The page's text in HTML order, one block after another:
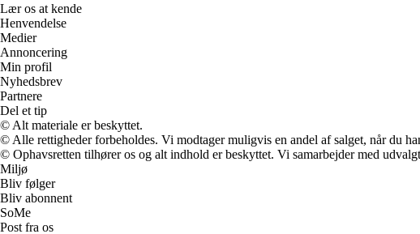
Lær os at kende
Henvendelse
Medier
Annoncering
Min profil
Nyhedsbrev
Partnere
Del et tip
© Alt materiale er beskyttet.
© Alle rettigheder forbeholdes. Vi modtager muligvis en andel af salget, når du
© Ophavsretten tilhører os og alt indhold er beskyttet. Vi samarbejder med
Miljø
Bliv følger
Bliv abonnent
SoMe
Post fra os